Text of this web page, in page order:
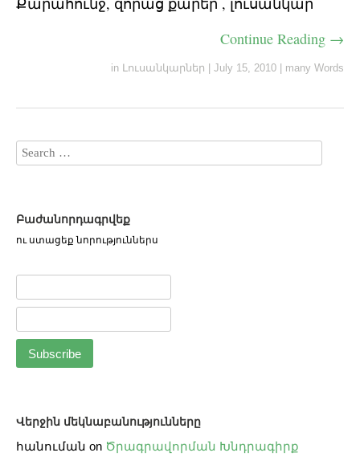
Continue Reading →
in Լուսանկարներ July 15, 2010 many Words
Բաժանորդագրվեք
ու ստացեք նորություններս
Վերջին մեկնաբանությունները
հանուման on Ծրագրավորման Խնդրագիրք